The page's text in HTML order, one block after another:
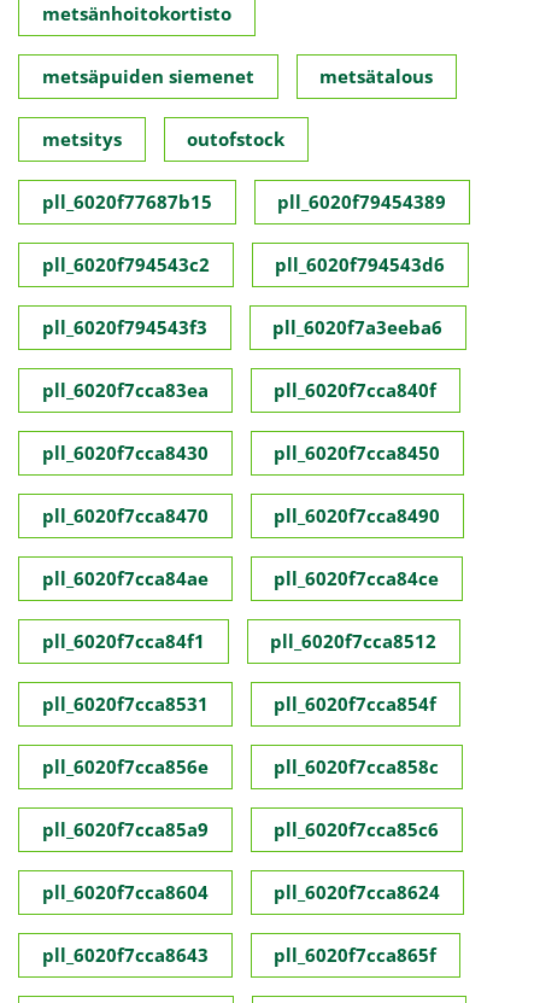
metsänhoitokortisto
metsäpuiden siemenet metsätalous
metsitys outofstock
pll_6020f77687b15 pll_6020f79454389
pll_6020f794543c2 pll_6020f794543d6
pll_6020f794543f3 pll_6020f7a3eeba6
pll_6020f7cca83ea pll_6020f7cca840f
pll_6020f7cca8430 pll_6020f7cca8450
pll_6020f7cca8470 pll_6020f7cca8490
pll_6020f7cca84ae pll_6020f7cca84ce
pll_6020f7cca84f1 pll_6020f7cca8512
pll_6020f7cca8531 pll_6020f7cca854f
pll_6020f7cca856e pll_6020f7cca858c
pll_6020f7cca85a9 pll_6020f7cca85c6
pll_6020f7cca8604 pll_6020f7cca8624
pll_6020f7cca8643 pll_6020f7cca865f